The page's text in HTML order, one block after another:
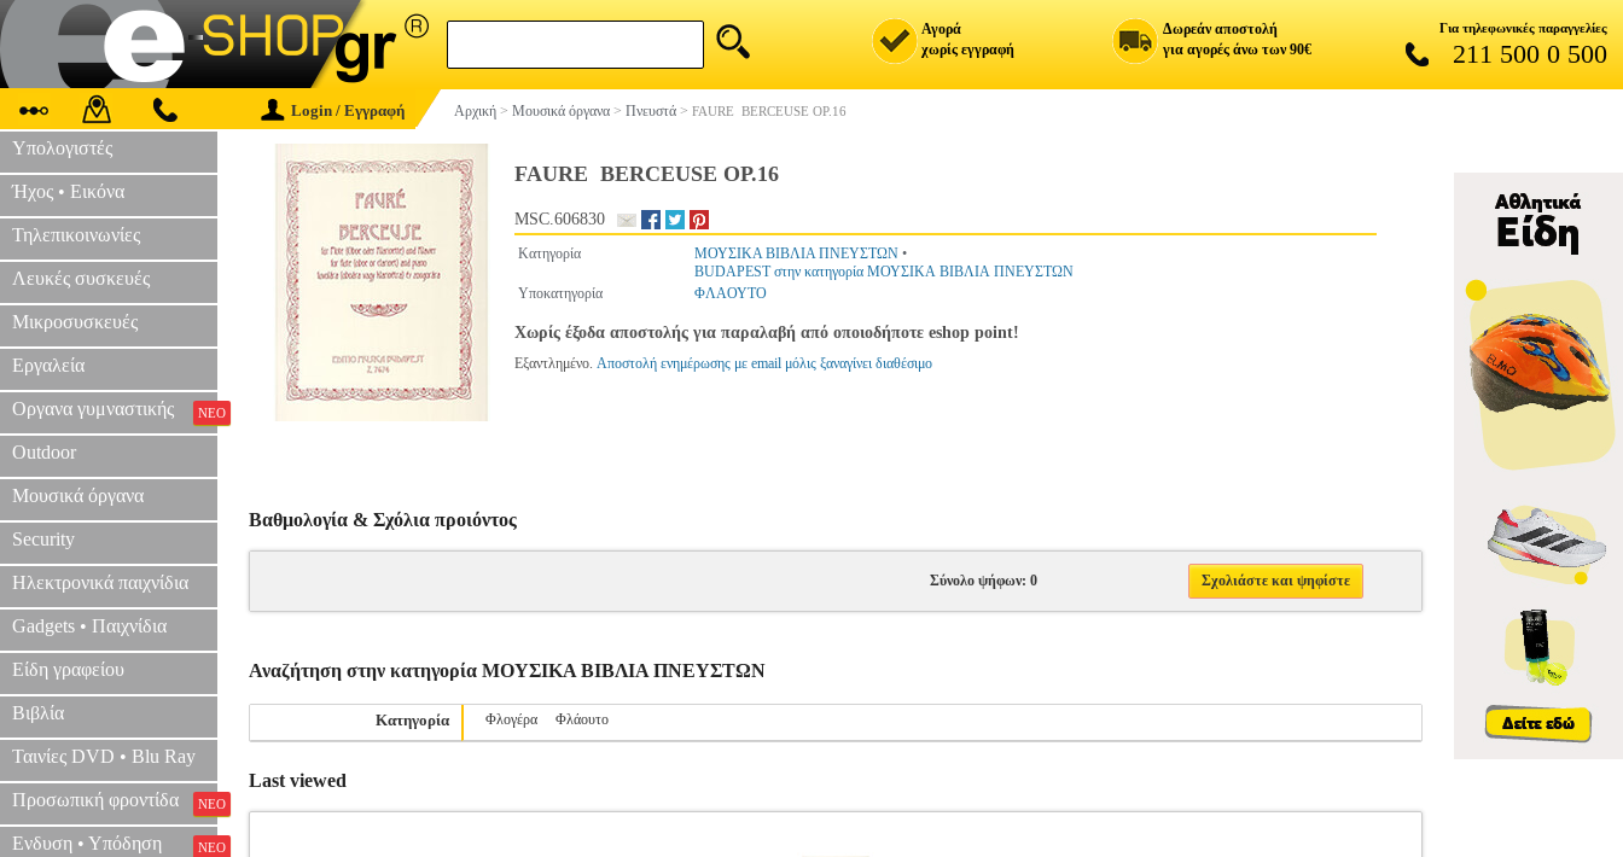
Αγορά
χωρίς εγγραφή
Δωρεάν αποστολή
για αγορές άνω των 90€
Για τηλεφωνικές παραγγελίες
211 500 0 500
Login / Εγγραφή Αρχική > Μουσικά όργανα > Πνευστά > FAURE  BERCEUSE OP.16
Υπολογιστές
Ήχος • Εικόνα
Τηλεπικοινωνίες
Λευκές συσκευές
Μικροσυσκευές
Εργαλεία
Οργανα γυμναστικής ΝΕΟ
Outdoor
Μουσικά όργανα
Security
Ηλεκτρονικά παιχνίδια
Gadgets • Παιχνίδια
Είδη γραφείου
Βιβλία
Ταινίες DVD • Blu Ray
Προσωπική φροντίδα ΝΕΟ
Ενδυση • Υπόδηση ΝΕΟ
FAURE  BERCEUSE OP.16
MSC.606830
Κατηγορία ΜΟΥΣΙΚΑ ΒΙΒΛΙΑ ΠΝΕΥΣΤΩΝ •
BUDAPEST στην κατηγορία ΜΟΥΣΙΚΑ ΒΙΒΛΙΑ ΠΝΕΥΣΤΩΝ
Υποκατηγορία
ΦΛΑΟΥΤΟ
Χωρίς έξοδα αποστολής για παραλαβή από οποιοδήποτε eshop point!
Εξαντλημένο. Αποστολή ενημέρωσης με email μόλις ξαναγίνει διαθέσιμο
Βαθμολογία & Σχόλια προιόντος
Σύνολο ψήφων: 0 Σχολιάστε και ψηφίστε
Αναζήτηση στην κατηγορία ΜΟΥΣΙΚΑ ΒΙΒΛΙΑ ΠΝΕΥΣΤΩΝ
Κατηγορία Φλογέρα Φλάουτο
Last viewed